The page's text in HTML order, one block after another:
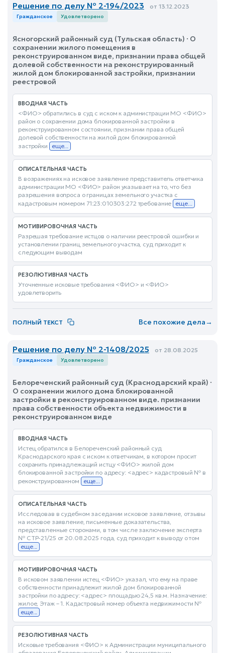
Решение по делу № 2-194/2023 от 13.12.2023
Гражданское Удовлетворено
Ясногорский районный суд (Тульская область) · О
сохранении жилого помещения в
реконструированном виде, признании права общей
долевой собственности на реконструированный
жилой дом блокированной застройки, признании
реестровой
ВВОДНАЯ ЧАСТЬ
<ФИО> обратились в суд с иском к администрации МО <ФИО>
район о сохранении дома блокированной застройки в
реконструированном состоянии, признании права общей
долевой собственности на жилой дом блокированной
застройки
еще...
ОПИСАТЕЛЬНАЯ ЧАСТЬ
В возражениях на исковое заявление представитель ответчика
администрации МО <ФИО> район указывает на то, что без
разрешения вопроса о границах земельного участка с
кадастровым номером 71:23:010303:272 требование еще...
МОТИВИРОВОЧНАЯ ЧАСТЬ
Разрешая требование истцов о наличии реестровой ошибки и
установлении границ земельного участка, суд приходит к
следующим выводам
РЕЗОЛЮТИВНАЯ ЧАСТЬ
Уточненные исковые требования <ФИО> и <ФИО>
удовлетворить
ПОЛНЫЙ ТЕКСТ Все похожие дела→
Решение по делу № 2-1408/2025 от 28.08.2025
Гражданское Удовлетворено
Белореченский районный суд (Краснодарский край) ·
О сохранении жилого дома блокированной
застройки в реконструированном виде. признании
права собственности объекта недвижимости в
реконструированном виде
ВВОДНАЯ ЧАСТЬ
Истец обратился в Белореченский районный суд
Краснодарского края с иском к ответчикам, в котором просит
сохранить принадлежащий истцу <ФИО> жилой дом
блокированной застройки по адресу: <адрес> кадастровый № в
реконструированном
еще...
ОПИСАТЕЛЬНАЯ ЧАСТЬ
Исследовав в судебном заседании исковое заявление, отзывы
на исковое заявление, письменные доказательства,
представленные сторонами, в том числе заключение эксперта
№ СТР-21/25 от 20.08.2025 года, суд приходит к выводу о том
еще...
МОТИВИРОВОЧНАЯ ЧАСТЬ
В исковом заявлении истец <ФИО> указал, что ему на праве
собственности принадлежит жилой дом блокированной
застройки по адресу: <адрес> площадью 24,5 кв.м. Назначение:
жилое, Этаж – 1. Кадастровый номер объекта недвижимости №
еще...
РЕЗОЛЮТИВНАЯ ЧАСТЬ
Исковые требования <ФИО> к Администрации муниципального